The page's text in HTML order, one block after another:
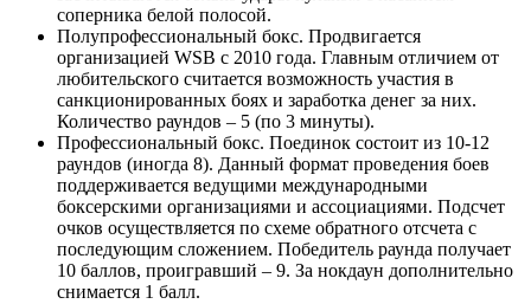
соперника белой полосой.
Полупрофессиональный бокс. Продвигается
организацией WSB с 2010 года. Главным отличием от
любительского считается возможность участия в
санкционированных боях и заработка денег за них.
Количество раундов – 5 (по 3 минуты).
Профессиональный бокс. Поединок состоит из 10-12
раундов (иногда 8). Данный формат проведения боев
поддерживается ведущими международными
боксерскими организациями и ассоциациями. Подсчет
очков осуществляется по схеме обратного отсчета с
последующим сложением. Победитель раунда получает
10 баллов, проигравший – 9. За нокдаун дополнительно
снимается 1 балл.